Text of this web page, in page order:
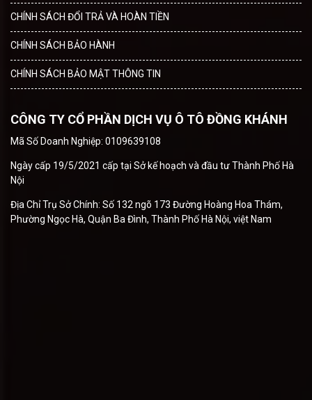
CHÍNH SÁCH ĐỔI TRẢ VÀ HOÀN TIỀN
CHÍNH SÁCH BẢO HÀNH
CHÍNH SÁCH BẢO MẬT THÔNG TIN
CÔNG TY CỔ PHẦN DỊCH VỤ Ô TÔ ĐỒNG KHÁNH
Mã Số Doanh Nghiệp: 0109639108
Ngày cấp 19/5/2021 cấp tại Sở kế hoạch và đầu tư Thành Phố Hà
Nội
Địa Chỉ Trụ Sở Chính: Số 132 ngõ 173 Đường Hoàng Hoa Thám,
Phường Ngọc Hà, Quận Ba Đình, Thành Phố Hà Nội, việt Nam